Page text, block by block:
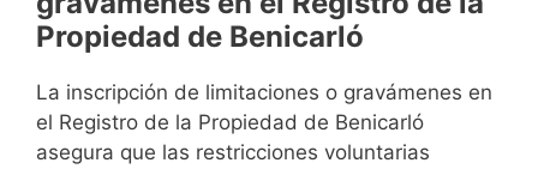
Propiedad de Benicarló
La inscripción de limitaciones o gravámenes en
el Registro de la Propiedad de Benicarló
asegura que las restricciones voluntarias